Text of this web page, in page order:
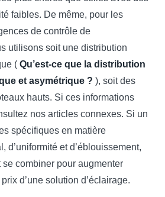
faibles. De même, pour les
de contrôle de
utilisons soit une distribution
( Qu’est-ce que la distribution
et asymétrique ? ), soit des
hauts. Si ces informations
nos articles connexes. Si un
spécifiques en matière
d’uniformité et d’éblouissement,
combiner pour augmenter
d’une solution d’éclairage.